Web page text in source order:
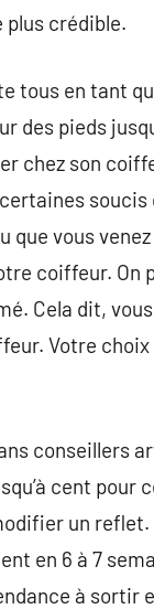
plus crédible.
tous en tant
pieds
chez son
vous
coiffeur. On
Cela dit,
Votre
conseillers
cent
un
en 6 à 7
à sortir